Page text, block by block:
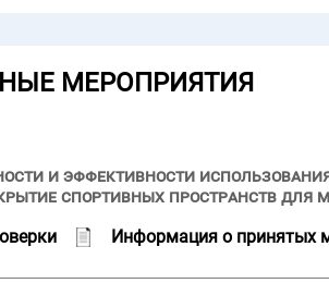
МЕРОПРИЯТИЯ
и эффективности
спортивных пространств для
Информация о принятых